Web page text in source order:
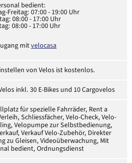
bedient:
Freitag: 07:00 - 19:00 Uhr
08:00 - 17:00 Uhr
08:00 - 17:00 Uhr
mitvelocasa
von Velos ist kostenlos.
inkl. 30 E-Bikes und 10 Cargovelos
für spezielle Fahrräder, Rent a
Schliessfächer, Velo-Check, Velo-
Velopumpe zur Selbstbedienung,
Verkauf Velo-Zubehör, Direkter
zu Gleisen, Videoüberwachung, Mit
bedient, Ordnungsdienst